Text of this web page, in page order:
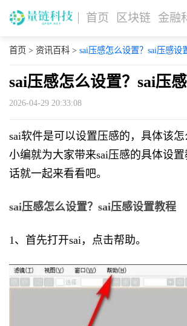
首页 区块链 金融
首页 > 资讯百科> sai压感怎么设置？sai压感设
sai压感怎么设置？sai压
2026-04-29 20:33:08
sai软件是可以设置压感的，具体该怎
小编就为大家带来sai压感的具体设
话就一起来看看吧。
sai压感怎么设置？sai压感设置教程
1、首先打开sai，点击帮助。